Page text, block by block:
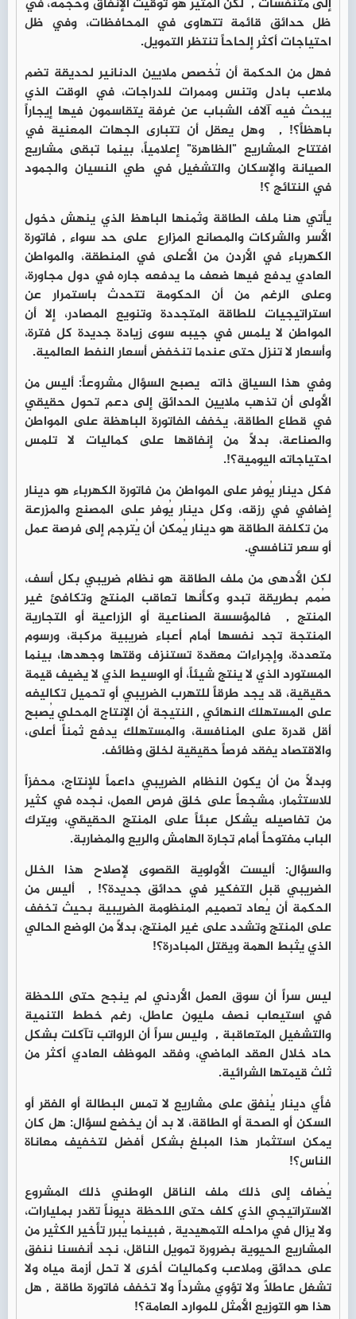
ظل حدائق قائمة تتهاوى في المحافظات، وفي ظل
احتياجات أكثر إلحاحاً تنتظر التمويل.
فهل من الحكمة أن تُخصص ملايين الدنانير لحديقة تضم
ملاعب بادل وتنس وممرات للدراجات، في الوقت الذي
يبحث فيه آلاف الشباب عن غرفة يتقاسمون فيها إيجاراً
باهظاً؟! , وهل يعقل أن تتبارى الجهات المعنية في
افتتاح المشاريع "الظاهرة" إعلامياً، بينما تبقى مشاريع
الصيانة والإسكان والتشغيل في طي النسيان والجمود
في النتائج ؟!
يأتي هنا ملف الطاقة وثمنها الباهظ الذي ينهش دخول
الأسر والشركات والمصانع المزارع على حد سواء , فاتورة
الكهرباء في الأردن من الأعلى في المنطقة، والمواطن
العادي يدفع فيها ضعف ما يدفعه جاره في دول مجاورة،
وعلى الرغم من أن الحكومة تتحدث باستمرار عن
استراتيجيات للطاقة المتجددة وتنويع المصادر، إلا أن
المواطن لا يلمس في جيبه سوى زيادة جديدة كل فترة،
وأسعار لا تنزل حتى عندما تنخفض أسعار النفط العالمية.
وفي هذا السياق ذاته يصبح السؤال مشروعاً: أليس من
الأولى أن تذهب ملايين الحدائق إلى دعم تحول حقيقي
في قطاع الطاقة، يخفف الفاتورة الباهظة على المواطن
والصناعة، بدلاً من إنفاقها على كماليات لا تلمس
احتياجاته اليومية؟!.
فكل دينار يُوفر على المواطن من فاتورة الكهرباء هو دينار
إضافي في رزقه، وكل دينار يُوفر على المصنع والمزرعة
من تكلفة الطاقة هو دينار يُمكن أن يُترجم إلى فرصة عمل
أو سعر تنافسي.
لكن الأدهى من ملف الطاقة هو نظام ضريبي بكل أسف،
صُمم بطريقة تبدو وكأنها تعاقب المنتج وتكافئ غير
المنتج , فالمؤسسة الصناعية أو الزراعية أو التجارية
المنتجة تجد نفسها أمام أعباء ضريبية مركبة، ورسوم
متعددة، وإجراءات معقدة تستنزف وقتها وجهدها، بينما
المستورد الذي لا ينتج شيئاً، أو الوسيط الذي لا يضيف قيمة
حقيقية، قد يجد طرقاً للتهرب الضريبي أو تحميل تكاليفه
على المستهلك النهائي , النتيجة أن الإنتاج المحلي يُصبح
أقل قدرة على المنافسة، والمستهلك يدفع ثمناً أعلى،
والاقتصاد يفقد فرصاً حقيقية لخلق وظائف.
وبدلاً من أن يكون النظام الضريبي داعماً للإنتاج، محفزاً
للاستثمار، مشجعاً على خلق فرص العمل، نجده في كثير
من تفاصيله يشكل عبئاً على المنتج الحقيقي، ويترك
الباب مفتوحاً أمام تجارة الهامش والريع والمضاربة.
والسؤال: أليست الأولوية القصوى لإصلاح هذا الخلل
الضريبي قبل التفكير في حدائق جديدة؟! , أليس من
الحكمة أن يُعاد تصميم المنظومة الضريبية بحيث تخفف
على المنتج وتشدد على غير المنتج، بدلاً من الوضع الحالي
الذي يثبط الهمة ويقتل المبادرة؟!
ليس سراً أن سوق العمل الأردني لم ينجح حتى اللحظة
في استيعاب نصف مليون عاطل، رغم خطط التنمية
والتشغيل المتعاقبة , وليس سراً أن الرواتب تآكلت بشكل
حاد خلال العقد الماضي، وفقد الموظف العادي أكثر من
ثلث قيمتها الشرائية.
فأي دينار يُنفق على مشاريع لا تمس البطالة أو الفقر أو
السكن أو الصحة أو الطاقة، لا بد أن يخضع لسؤال: هل كان
يمكن استثمار هذا المبلغ بشكل أفضل لتخفيف معاناة
الناس؟!
يُضاف إلى ذلك ملف الناقل الوطني ذلك المشروع
الاستراتيجي الذي كلف حتى اللحظة ديوناً تقدر بمليارات،
ولا يزال في مراحله التمهيدية , فبينما يُبرر تأخير الكثير من
المشاريع الحيوية بضرورة تمويل الناقل، نجد أنفسنا ننفق
على حدائق وملاعب وكماليات أخرى لا تحل أزمة مياه ولا
تشغل عاطلاً ولا تؤوي مشرداً ولا تخفف فاتورة طاقة , هل
هذا هو التوزيع الأمثل للموارد العامة؟!